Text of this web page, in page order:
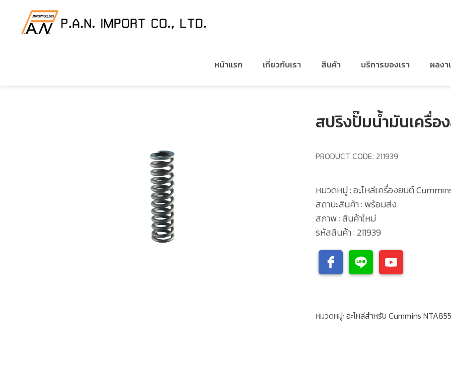
หน้าแรก เกี่ยวกับเรา สินค้า บริการของเรา ผลงา
อะไหล่เครื่องยนต์ CUMMINS / อะไหล่สำหรับ CUMMINS NTA855 สปริงปั๊มน้ำมันเครื่องสั้น
สปริงปั๊มน้ำมันเครื่อ
PRODUCT CODE: 211939
หมวดหมู่ : อะไหล่เครื่องยนต์
สถานะสินค้า : พร้อมส่ง
สภาพ : สินค้าใหม่
รหัสสินค้า : 211939
หมวดหมู่: อะไหล่สำหรับ Cummins NTA855